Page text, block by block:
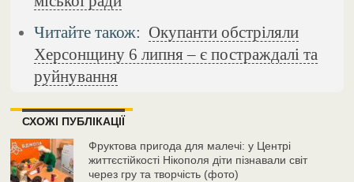
Читайте також: Окупанти обстріляли
Херсонщину 6 липня – є постраждалі та
руйнування
СХОЖІ ПУБЛІКАЦІЇ
Фруктова пригода для малечі: у Центрі
життєстійкості Нікополя діти пізнавали світ
через гру та творчість (фото)